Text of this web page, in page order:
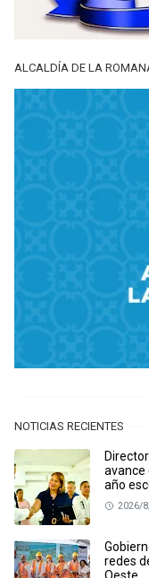
ALCALDÍA DE LA
NOTICIAS RECIENTES
avance
año
2026/
redes